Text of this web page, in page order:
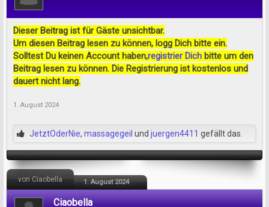
Dieser Beitrag ist für Gäste unsichtbar.
Um diesen Beitrag lesen zu können, logg Dich bitte ein.
Solltest Du keinen Account haben,registrier Dich bitte um den
Beitrag lesen zu können. Die Registrierung ist kostenlos und
dauert nicht lang.
1. August 2024
JetztOderNie, massagegeil und juergen4411 gefällt das.
von Ciaobella 1. August 2024
Ciaobella